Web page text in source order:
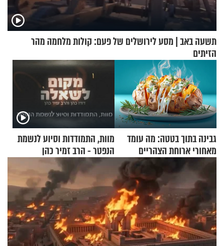
תשעה באב | מסע לירושלים של פעם: קולות מלחמה מהר
הזיתים
גבינה בתוך בטטה: מה עומד
מאחורי ארוחת הצהריים
שכבשה את הרשת?
מוות, התמודדות וסיוע לנשמת
הנפטר - הרב זמיר כהן